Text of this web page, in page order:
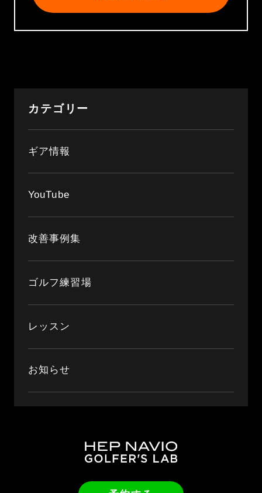
カテゴリー
ギア情報
YouTube
改善事例集
ゴルフ練習場
レッスン
お知らせ